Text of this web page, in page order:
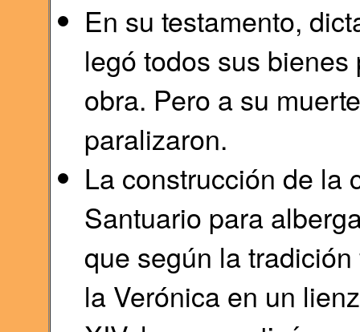
En su testamento,
legó todos sus
obra. Pero a su
paralizaron.
La construcción de la
Santuario para
que según la
la Verónica en un